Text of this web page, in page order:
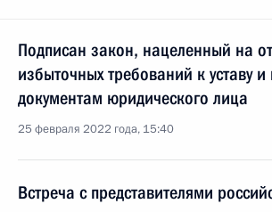
Подписан закон, нацеленный на
избыточных требований к уставу
документам юридического лица
25 февраля 2022 года, 15:40
Встреча с представителями